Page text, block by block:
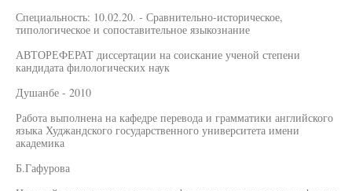
Специальность: 10.02.20. - Сравнительно-историческое,
типологическое и сопоставительное языкознание
АВТОРЕФЕРАТ диссертации на соискание ученой степени
кандидата филологических наук
Душанбе - 2010
Работа выполнена на кафедре перевода и грамматики английского
языка Худжандского государственного университета имени
академика
Б.Гафурова